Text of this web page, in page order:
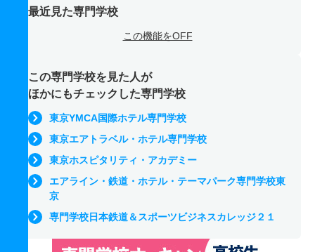
最近見た専門学校
この機能をOFF
この専門学校を見た人が
ほかにもチェックした専門学校
東京YMCA国際ホテル専門学校
東京エアトラベル・ホテル専門学校
東京ホスピタリティ・アカデミー
エアライン・鉄道・ホテル・テーマパーク専門学校東
京
専門学校日本鉄道＆スポーツビジネスカレッジ２１